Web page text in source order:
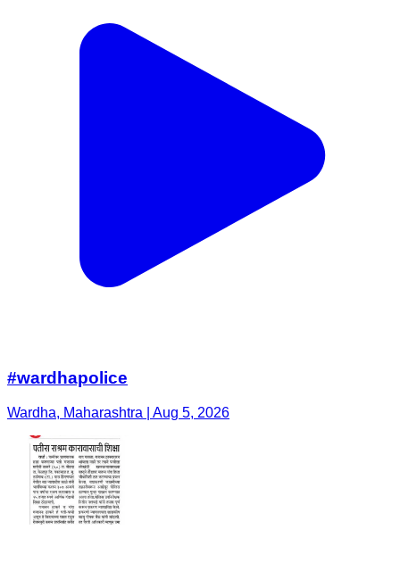
#wardhapolice
Wardha, Maharashtra | Aug 5, 2026